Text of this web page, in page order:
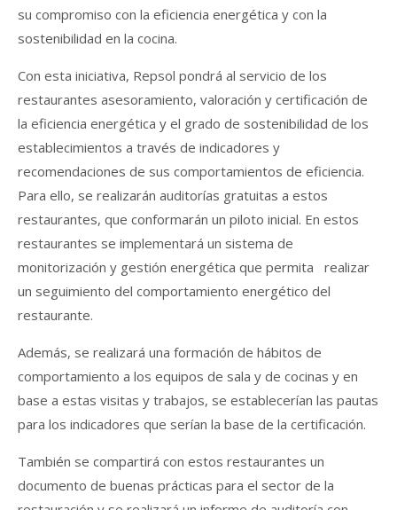
su compromiso con la eficiencia energética y con la
sostenibilidad en la cocina.
Con esta iniciativa, Repsol pondrá al servicio de los
restaurantes asesoramiento, valoración y certificación de
la eficiencia energética y el grado de sostenibilidad de los
establecimientos a través de indicadores y
recomendaciones de sus comportamientos de eficiencia.
Para ello, se realizarán auditorías gratuitas a estos
restaurantes, que conformarán un piloto inicial. En estos
restaurantes se implementará un sistema de
monitorización y gestión energética que permita realizar
un seguimiento del comportamiento energético del
restaurante.
Además, se realizará una formación de hábitos de
comportamiento a los equipos de sala y de cocinas y en
base a estas visitas y trabajos, se establecerían las pautas
para los indicadores que serían la base de la certificación.
También se compartirá con estos restaurantes un
documento de buenas prácticas para el sector de la